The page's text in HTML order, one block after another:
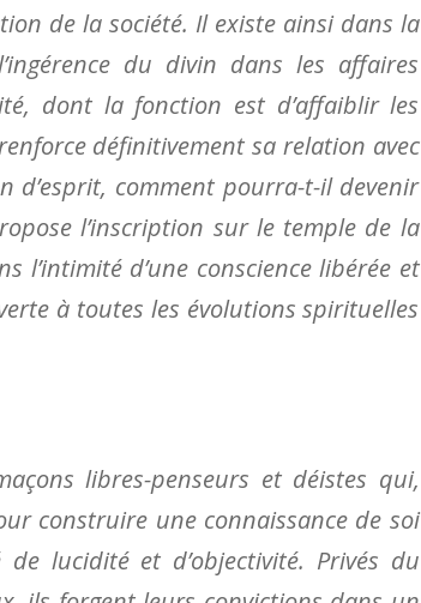
de la société. Il existe ainsi dans la
du divin dans les affaires
dont la fonction est d’affaiblir les
définitivement sa relation avec
d’esprit, comment pourra-t-il devenir
l’inscription sur le temple de la
l’intimité d’une conscience libérée et
à toutes les évolutions spirituelles
libres-penseurs et déistes qui,
construire une connaissance de soi
lucidité et d’objectivité. Privés du